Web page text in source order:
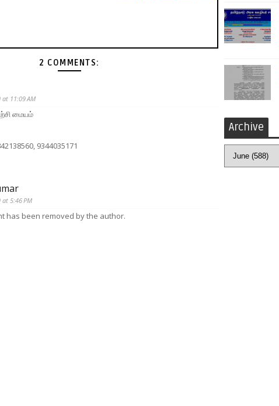
2 COMMENTS:
at 11:09 AM
மையம்
9344035171
at 5:46 PM
has been removed by the author.
Archive